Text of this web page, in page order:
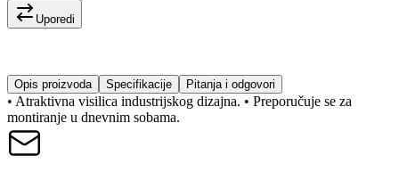
Uporedi
Opis proizvoda Specifikacije Pitanja i odgovori
• Atraktivna visilica industrijskog dizajna. • Preporučuje se za
montiranje u dnevnim sobama.